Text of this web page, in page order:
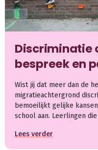
Discriminatie
bespreek en
Wist jij dat meer dan de
migratieachtergrond
bemoeilijkt gelijke
school aan. Leerlingen
Lees verder